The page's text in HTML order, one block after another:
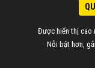
Được hiển thị cao
Nỗi bật hơn,